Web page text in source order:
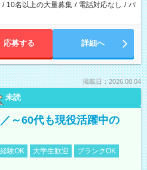
/ 10名以上の大量募集 / 電話対応なし / パ
応募する 詳細へ
掲載日：2026.08.04
未読
～60代も現役活躍中の
験OK 大学生歓迎
ブランクOK